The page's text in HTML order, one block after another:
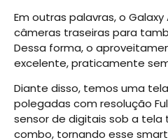
Em outras palavras, o
câmeras traseiras para
Dessa forma, o
excelente, praticamente
Diante disso, temos uma tela
polegadas com resolução
sensor de digitais sob a
combo, tornando esse